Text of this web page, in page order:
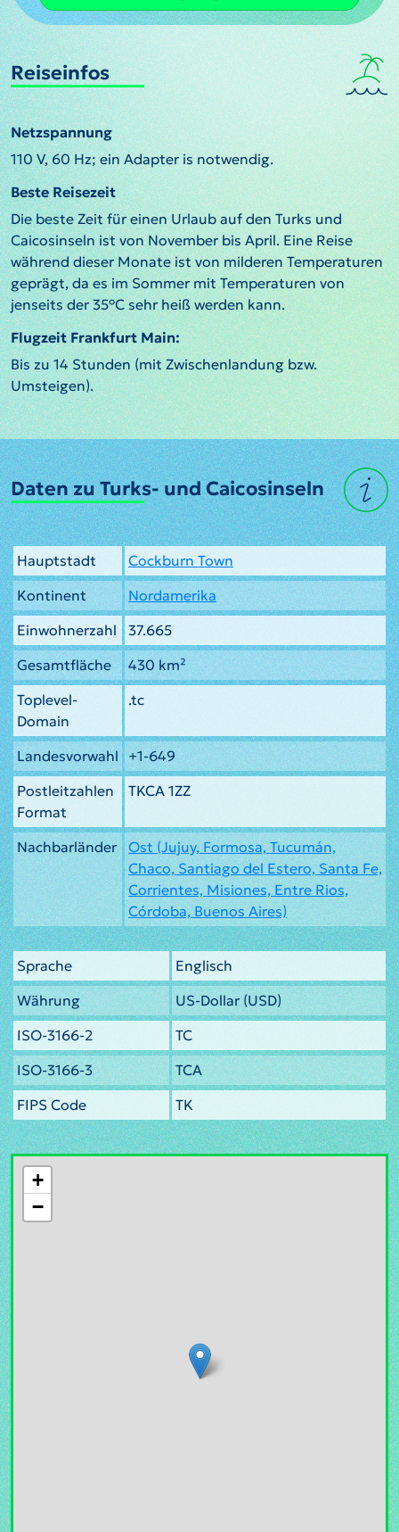
Reiseinfos
Netzspannung
110 V, 60 Hz; ein Adapter is notwendig.
Beste Reisezeit
Die beste Zeit für einen Urlaub auf den Turks und
Caicosinseln ist von November bis April. Eine Reise
während dieser Monate ist von milderen Temperaturen
geprägt, da es im Sommer mit Temperaturen von
jenseits der 35°C sehr heiß werden kann.
Flugzeit Frankfurt Main:
Bis zu 14 Stunden (mit Zwischenlandung bzw.
Umsteigen).
Daten zu Turks- und Caicosinseln
Hauptstadt
Cockburn Town
Kontinent
Nordamerika
Einwohnerzahl
37.665
Gesamtfläche
430 km²
Toplevel-
Domain
.tc
Landesvorwahl +1-649
Postleitzahlen
Format
TKCA 1ZZ
Nachbarländer
Ost (Jujuy, Formosa, Tucumán,
Chaco, Santiago del Estero, Santa Fe,
Corrientes, Misiones, Entre Rios,
Córdoba, Buenos Aires)
Sprache
Englisch
Währung
US-Dollar (USD)
ISO-3166-2
TC
ISO-3166-3
TCA
FIPS Code
TK
+
−